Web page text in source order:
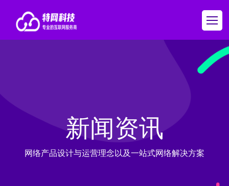
新闻资讯
网络产品设计与运营理念以及一站式网络解决方案